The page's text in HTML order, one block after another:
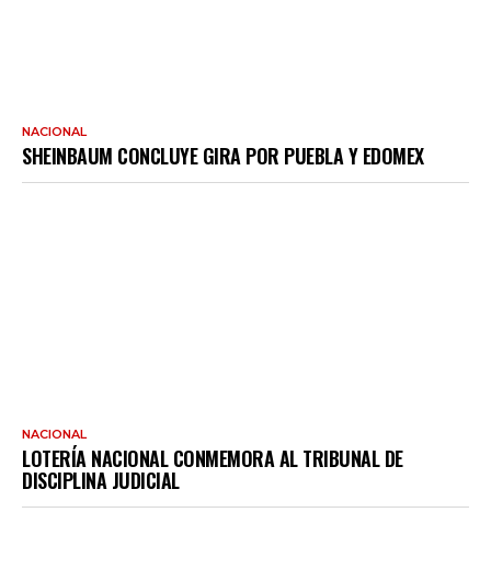
NACIONAL
SHEINBAUM CONCLUYE GIRA POR PUEBLA Y EDOMEX
NACIONAL
LOTERÍA NACIONAL CONMEMORA AL TRIBUNAL DE
DISCIPLINA JUDICIAL